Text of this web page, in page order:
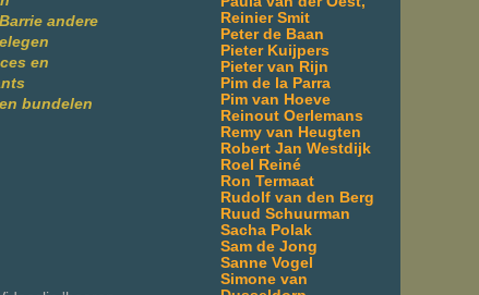
Reinier Smit
Peter de Baan
Pieter Kuijpers
Pieter van Rijn
Pim de la Parra
Pim van Hoeve
Reinout Oerlemans
Remy van Heugten
Robert Jan Westdijk
Roel Reiné
Ron Termaat
Rudolf van den Berg
Ruud Schuurman
Sacha Polak
Sam de Jong
Sanne Vogel
Simone van
andere
en
bundelen